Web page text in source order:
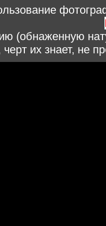
(обнаженную
их знает, не